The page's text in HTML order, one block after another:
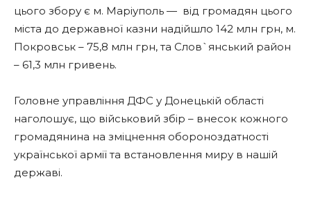
цього збору є м. Маріуполь — від громадян цього
міста до державної казни надійшло 142 млн грн, м.
Покровськ – 75,8 млн грн, та Слов`янський район
– 61,3 млн гривень.
Головне управління ДФС у Донецькій області
наголошує, що військовий збір – внесок кожного
громадянина на зміцнення обороноздатності
української армії та встановлення миру в нашій
державі.